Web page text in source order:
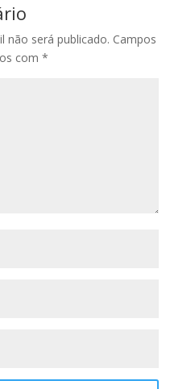
não será publicado. Campos
com *